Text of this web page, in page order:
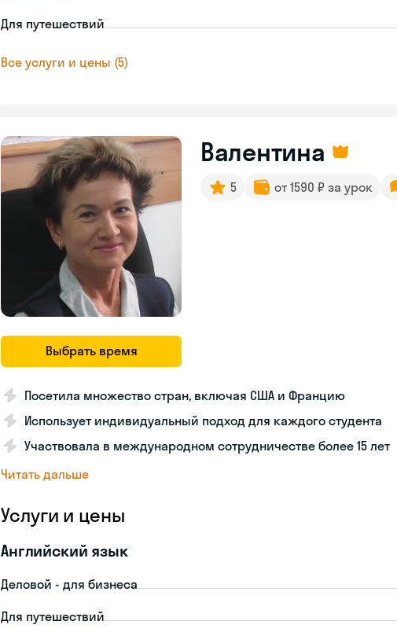
Для путешествий
Все услуги и цены (5)
Выбрать время
Валентина
5 от 1590 ₽ за урок
Посетила множество стран, включая США и Францию
Использует индивидуальный подход для каждого студента
Участвовала в международном сотрудничестве более 15 лет
Читать дальше
Услуги и цены
Английский язык
Деловой - для бизнеса
Для путешествий